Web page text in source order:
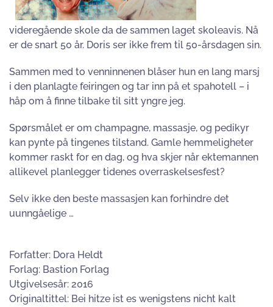
videregående skole da de sammen laget skoleavis. Nå
er de snart 50 år. Doris ser ikke frem til 50-årsdagen sin.
Sammen med to venninnenen blåser hun en lang marsj
i den planlagte feiringen og tar inn på et spahotell – i
håp om å finne tilbake til sitt yngre jeg.
Spørsmålet er om champagne, massasje, og pedikyr
kan pynte på tingenes tilstand. Gamle hemmeligheter
kommer raskt for en dag, og hva skjer når ektemannen
allikevel planlegger tidenes overraskelsesfest?
Selv ikke den beste massasjen kan forhindre det
uunngåelige …
Forfatter: Dora Heldt
Forlag: Bastion Forlag
Utgivelsesår: 2016
Originaltittel: Bei hitze ist es wenigstens nicht kalt